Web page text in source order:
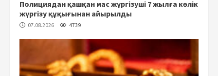
Полициядан қашқан мас жүргізуші 7 жылға көлік
жүргізу құқығынан айырылды
07.08.2026 4739